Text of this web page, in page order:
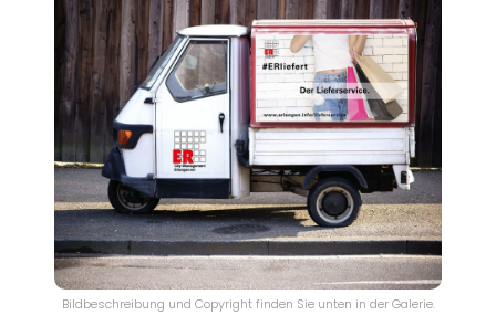
Bildbeschreibung und Copyright finden Sie unten in der Galerie.